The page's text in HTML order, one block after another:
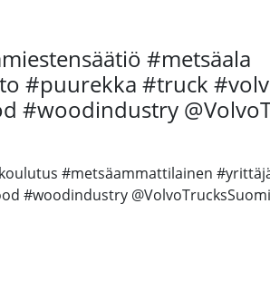
#metsäala
#puurekka #truck
#metsäammattilainen
#woodindustry @VolvoTrucksSuomi